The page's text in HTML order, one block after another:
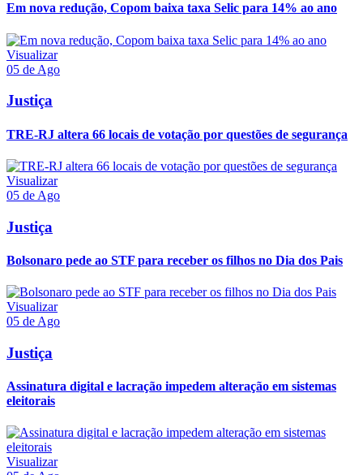
Em nova redução, Copom baixa taxa Selic para 14% ao ano
Visualizar
05 de Ago
Justiça
TRE-RJ altera 66 locais de votação por questões de segurança
Visualizar
05 de Ago
Justiça
Bolsonaro pede ao STF para receber os filhos no Dia dos Pais
Visualizar
05 de Ago
Justiça
Assinatura digital e lacração impedem alteração em sistemas
eleitorais
Visualizar